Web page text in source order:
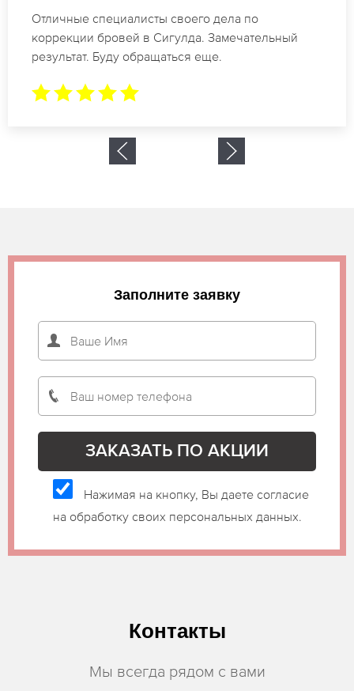
Спасибо огромное. Заказывала татуаж на свадьбу
в Сигулда. За 2 часа все было сделано.
Заполните заявку
Нажимая на кнопку, Вы даете согласие
на обработку своих персональных данных.
Контакты
Мы всегда рядом с вами